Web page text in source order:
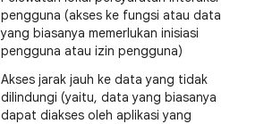
pengguna (akses ke fungsi atau data
yang biasanya memerlukan inisiasi
pengguna atau izin pengguna)
Akses jarak jauh ke data yang tidak
dilindungi (yaitu, data yang biasanya
dapat diakses oleh aplikasi yang